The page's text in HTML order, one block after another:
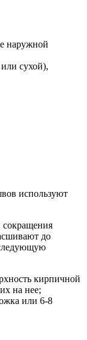
наружной
сухой),
используют
сокращения
до
кирпичной
на нее;
или 6-8